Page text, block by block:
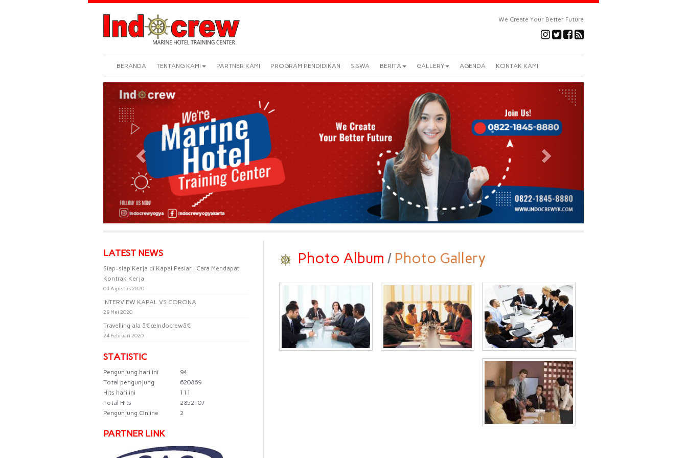
We Create Your Better Future
BERANDA TENTANG KAMI PARTNER KAMI PROGRAM PENDIDIKAN SISWA BERITA GALLERY AGENDA KONTAK KAMI
Previous Next
LATEST NEWS
Siap-siap Kerja di Kapal Pesiar : Cara Mendapat
Kontrak Kerja
03 Agustus 2020
INTERVIEW KAPAL VS CORONA
29 Mei 2020
Travelling ala â€œIndocrewâ€
24 Februari 2020
STATISTIC
Pengunjung hari ini
94
Total pengunjung
620869
Hits hari ini
111
Total Hits
2852107
Pengunjung Online
2
PARTNER LINK
Photo Album / Photo Gallery